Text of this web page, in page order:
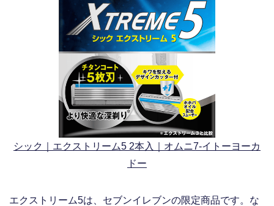
シック｜エクストリーム5 2本入｜オムニ7-イトーヨーカ
ドー
エクストリーム5は、セブンイレブンの限定商品です。な